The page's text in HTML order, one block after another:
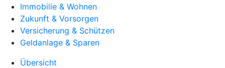
Immobilie & Wohnen
Zukunft & Vorsorgen
Versicherung & Schützen
Geldanlage & Sparen
Übersicht